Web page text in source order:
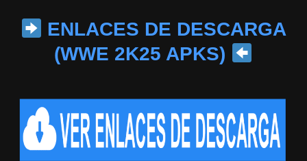
ENLACES DE DESCARGA
(WWE 2K25 APKS)